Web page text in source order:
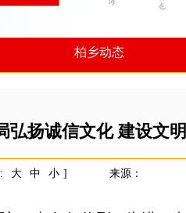
柏乡动态
弘扬诚信文化 建设文
大 中 小 ] 来源：